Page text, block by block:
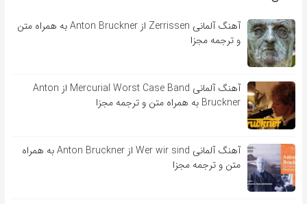
آهنگ آلمانی Zerrissen از Anton Bruckner به همراه متن
و ترجمه مجزا
آهنگ آلمانی Mercurial Worst Case Band از Anton
Bruckner به همراه متن و ترجمه مجزا
آهنگ آلمانی Wer wir sind از Anton Bruckner به همراه
متن و ترجمه مجزا